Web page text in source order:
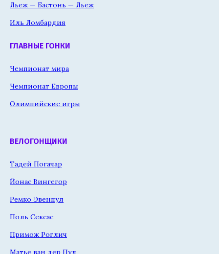
Льеж — Бастонь — Льеж
Иль Ломбардия
ГЛАВНЫЕ ГОНКИ
Чемпионат мира
Чемпионат Европы
Олимпийские игры
ВЕЛОГОНЩИКИ
Тадей Погачар
Йонас Вингегор
Ремко Эвенпул
Поль Сексас
Примож Роглич
Матье ван дер Пул